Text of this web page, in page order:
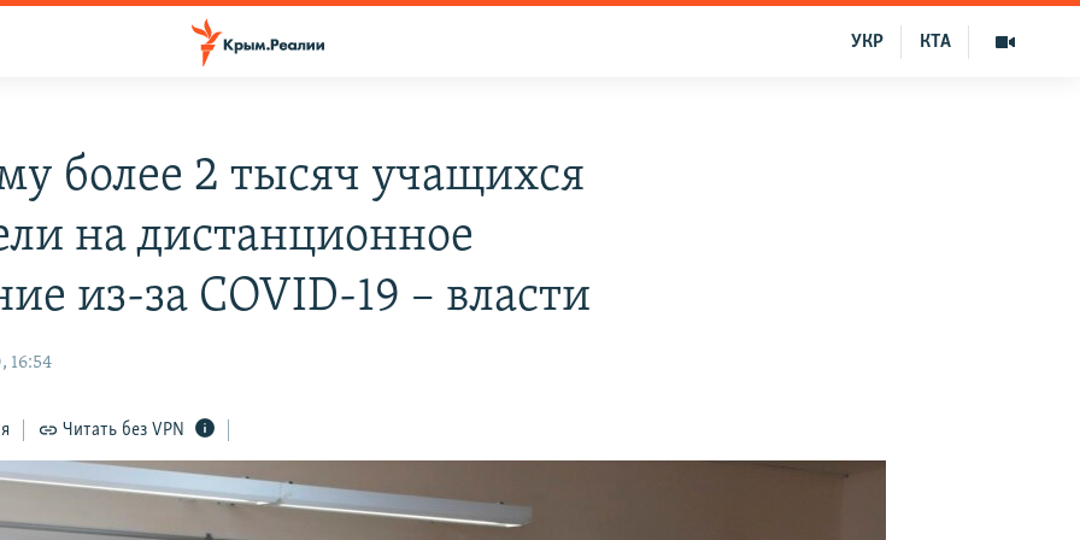
КТА
УКР
более 2 тысяч учащихся
на дистанционное
из-за COVID-19 – власти
16:54
Читать без VPN